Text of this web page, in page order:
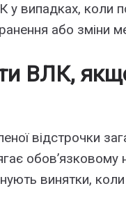
випадках, коли
або зміни
ВЛК,
відстрочки
винятки,